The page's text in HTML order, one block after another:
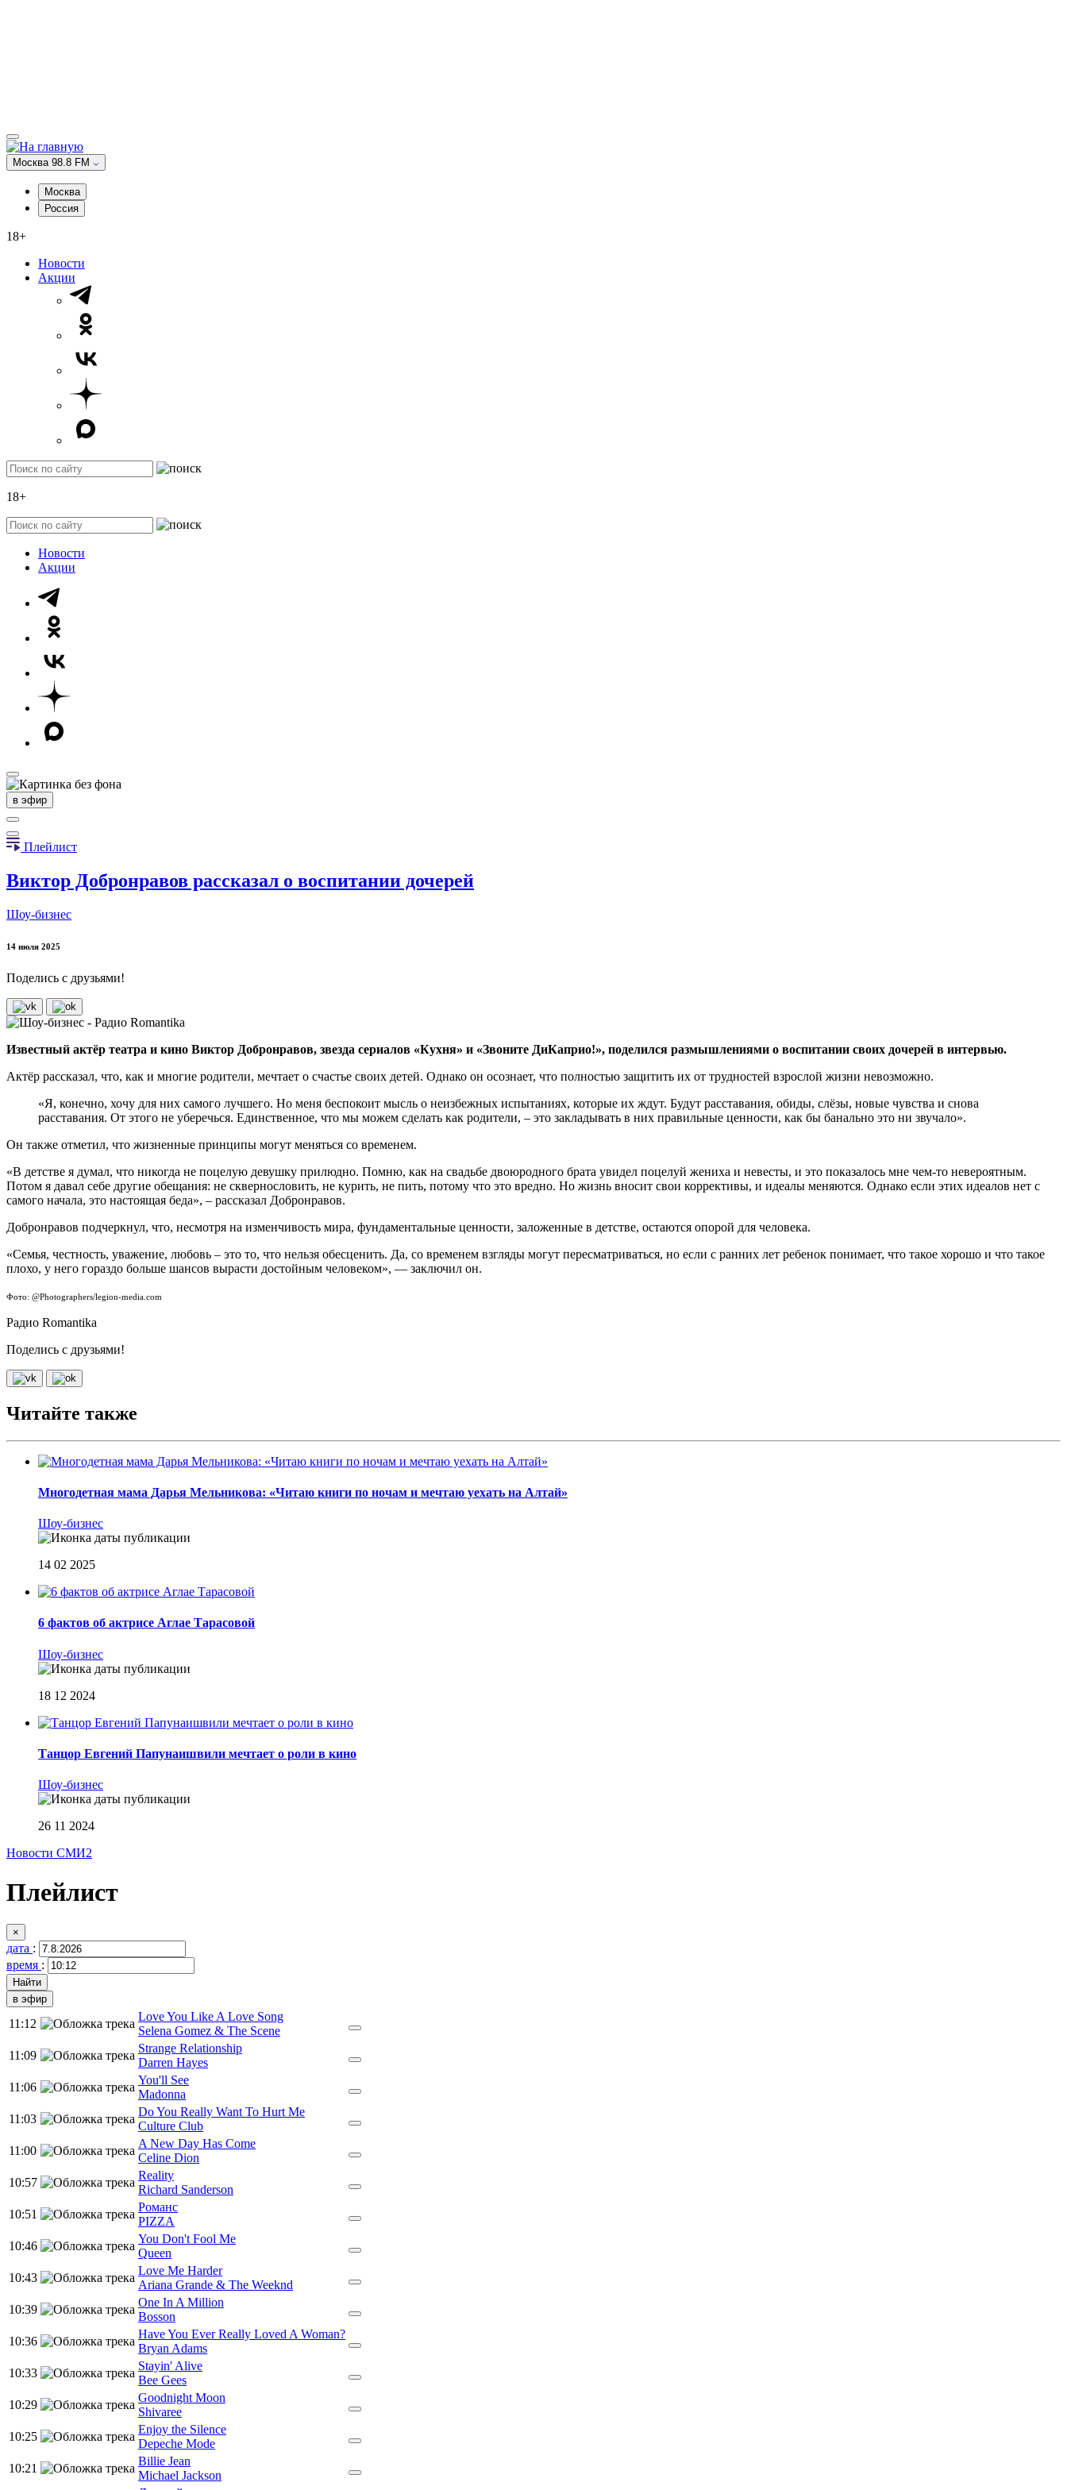
Москва 98.8 FM
Москва
Россия
18+
Новости
Акции
18+
Новости
Акции
в эфир
Плейлист
Виктор Добронравов рассказал о воспитании дочерей
Шоу-бизнес
14 июля 2025
Поделись с друзьями!
Известный актёр театра и кино Виктор Добронравов, звезда сериалов «Кухня» и «Звоните ДиКаприо!», поделился размышлениями о воспитании своих дочерей в интервью.
Актёр рассказал, что, как и многие родители, мечтает о счастье своих детей. Однако он осознает, что полностью защитить их от трудностей взрослой жизни невозможно.
«Я, конечно, хочу для них самого лучшего. Но меня беспокоит мысль о неизбежных испытаниях, которые их ждут. Будут расставания, обиды, слёзы, новые чувства и снова
расставания. От этого не уберечься. Единственное, что мы можем сделать как родители, – это закладывать в них правильные ценности, как бы банально это ни звучало».
Он также отметил, что жизненные принципы могут меняться со временем.
«В детстве я думал, что никогда не поцелую девушку прилюдно. Помню, как на свадьбе двоюродного брата увидел поцелуй жениха и невесты, и это показалось мне чем-то невероятным.
Потом я давал себе другие обещания: не сквернословить, не курить, не пить, потому что это вредно. Но жизнь вносит свои коррективы, и идеалы меняются. Однако если этих идеалов нет с
самого начала, это настоящая беда», – рассказал Добронравов.
Добронравов подчеркнул, что, несмотря на изменчивость мира, фундаментальные ценности, заложенные в детстве, остаются опорой для человека.
«Семья, честность, уважение, любовь – это то, что нельзя обесценить. Да, со временем взгляды могут пересматриваться, но если с ранних лет ребенок понимает, что такое хорошо и что такое
плохо, у него гораздо больше шансов вырасти достойным человеком», — заключил он.
Фото: @Photographers/legion-media.com
Радио Romantika
Поделись с друзьями!
Читайте также
Многодетная мама Дарья Мельникова: «Читаю книги по ночам и мечтаю уехать на Алтай»
Шоу-бизнес
14 02 2025
6 фактов об актрисе Аглае Тарасовой
Шоу-бизнес
18 12 2024
Танцор Евгений Папунаишвили мечтает о роли в кино
Шоу-бизнес
26 11 2024
Новости СМИ2
Плейлист
×
дата :
время :
в эфир
11:12
Love You Like A Love Song
Selena Gomez & The Scene
11:09
Strange Relationship
Darren Hayes
11:06
You'll See
Madonna
11:03
Do You Really Want To Hurt Me
Culture Club
11:00
A New Day Has Come
Celine Dion
10:57
Reality
Richard Sanderson
10:51
Романс
PIZZA
10:46
You Don't Fool Me
Queen
10:43
Love Me Harder
Ariana Grande & The Weeknd
10:39
One In A Million
Bosson
10:36
Have You Ever Really Loved A Woman?
Bryan Adams
10:33
Stayin' Alive
Bee Gees
10:29
Goodnight Moon
Shivaree
10:25
Enjoy the Silence
Depeche Mode
10:21
Billie Jean
Michael Jackson